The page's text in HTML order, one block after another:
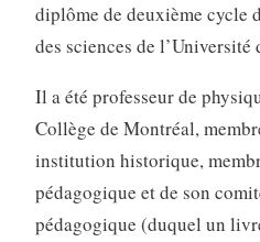
diplôme de deuxième cycle
des sciences de l’Université
Il a été professeur de
Collège de Montréal,
institution historique,
pédagogique et de son
pédagogique (duquel un